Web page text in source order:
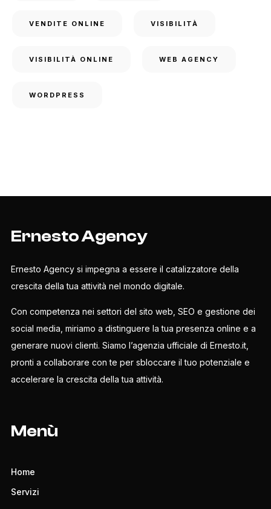
VENDITE ONLINE VISIBILITÀ
VISIBILITÀ ONLINE WEB AGENCY
WORDPRESS
Ernesto Agency
Ernesto Agency si impegna a essere il catalizzatore della
crescita della tua attività nel mondo digitale.
Con competenza nei settori del sito web, SEO e gestione dei
social media, miriamo a distinguere la tua presenza online e a
generare nuovi clienti. Siamo l’agenzia ufficiale di Ernesto.it,
pronti a collaborare con te per sbloccare il tuo potenziale e
accelerare la crescita della tua attività.
Menù
Home
Servizi